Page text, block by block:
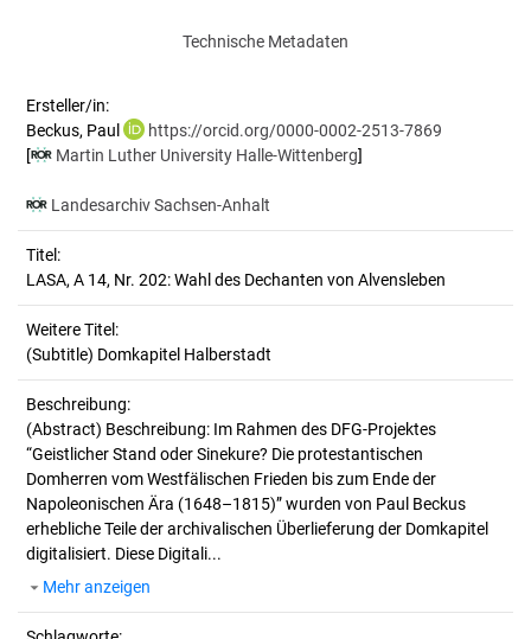
Technische Metadaten
Ersteller/in:
Beckus, Paul
https://orcid.org/0000-0002-2513-7869
[
Martin Luther University Halle-Wittenberg]
Landesarchiv Sachsen-Anhalt
Titel:
LASA, A 14, Nr. 202: Wahl des Dechanten von Alvensleben
Weitere Titel:
(Subtitle) Domkapitel Halberstadt
Beschreibung:
(Abstract) Beschreibung: Im Rahmen des DFG-Projektes
“Geistlicher Stand oder Sinekure? Die protestantischen
Domherren vom Westfälischen Frieden bis zum Ende der
Napoleonischen Ära (1648–1815)” wurden von Paul Beckus
erhebliche Teile der archivalischen Überlieferung der Domkapitel
digitalisiert. Diese Digitali...
Mehr anzeigen